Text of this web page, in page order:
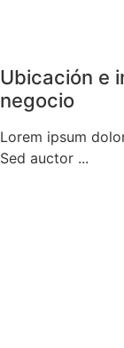
Ubicación e
negocio
Lorem ipsum
Sed auctor ...